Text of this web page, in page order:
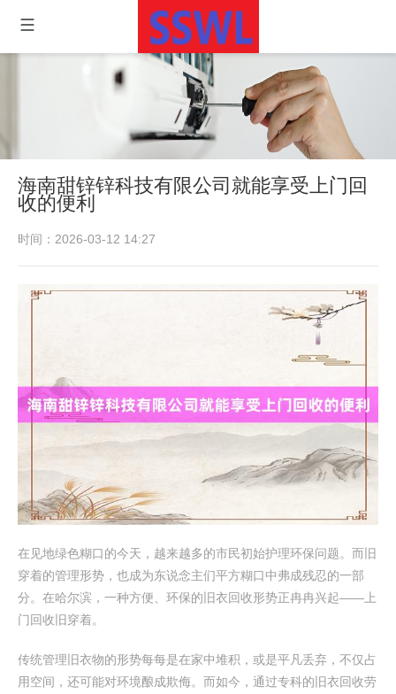
海南甜锌锌科技有限公司就能享受上门回
收的便利
时间：2026-03-12 14:27
在见地绿色糊口的今天，越来越多的市民初始护理环保问题。而旧
穿着的管理形势，也成为东说念主们平方糊口中弗成残忍的一部
分。在哈尔滨，一种方便、环保的旧衣回收形势正冉冉兴起——上
门回收旧穿着。
传统管理旧衣物的形势每每是在家中堆积，或是平凡丢弃，不仅占
用空间，还可能对环境酿成欺侮。而如今，通过专科的旧衣回收劳